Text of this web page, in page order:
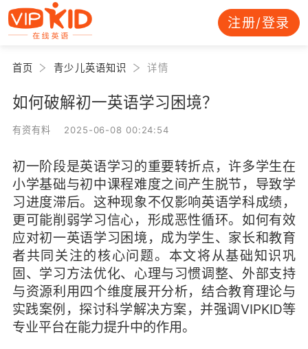
注册/登录
首页 青少儿英语知识 详情
如何破解初一英语学习困境？
有资有料 2025-06-08 00:24:54
初一阶段是英语学习的重要转折点，许多学生在
小学基础与初中课程难度之间产生脱节，导致学
习进度滞后。这种现象不仅影响英语学科成绩，
更可能削弱学习信心，形成恶性循环。如何有效
应对初一英语学习困境，成为学生、家长和教育
者共同关注的核心问题。本文将从基础知识巩
固、学习方法优化、心理与习惯调整、外部支持
与资源利用四个维度展开分析，结合教育理论与
实践案例，探讨科学解决方案，并强调VIPKID等
专业平台在能力提升中的作用。